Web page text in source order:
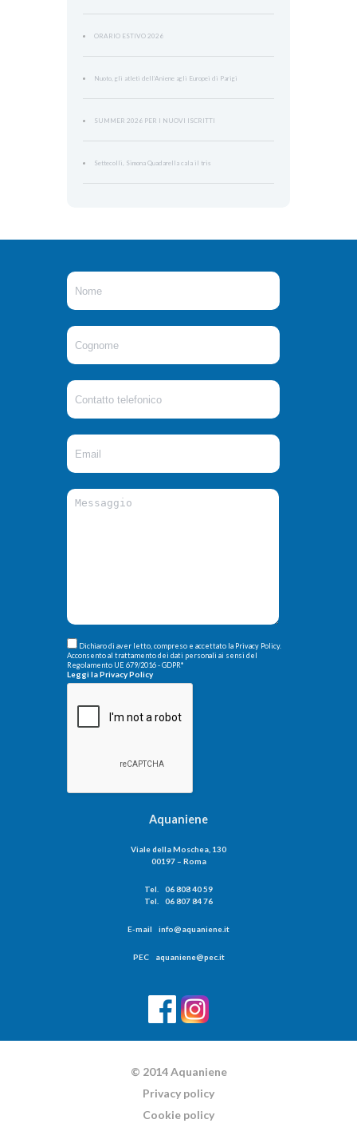
ORARIO ESTIVO 2026
Nuoto, gli atleti dell’Aniene agli Europei di Parigi
SUMMER 2026 PER I NUOVI ISCRITTI
Settecolli, Simona Quadarella cala il tris
Dichiaro di aver letto, compreso e accettato la Privacy Policy.
Acconsento al trattamento dei dati personali ai sensi del
Regolamento UE 679/2016 - GDPR*
Leggi la Privacy Policy
Aquaniene
Viale della Moschea, 130
00197 – Roma
Tel. 06 808 40 59
Tel. 06 807 84 76
E-mail info@aquaniene.it
PEC aquaniene@pec.it
© 2014 Aquaniene
Privacy policy
Cookie policy